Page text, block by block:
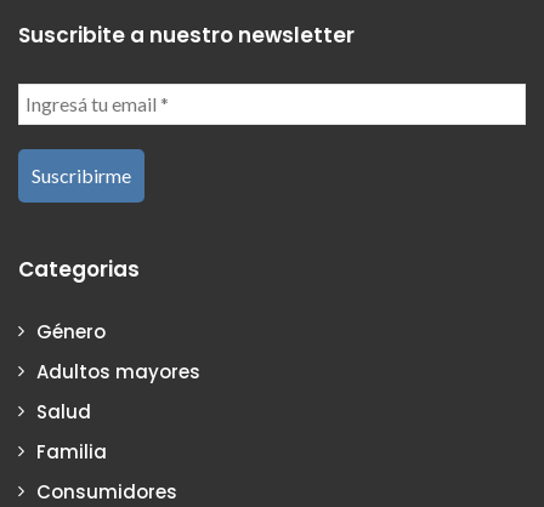
Suscribite a nuestro newsletter
Categorias
Género
Adultos mayores
Salud
Familia
Consumidores